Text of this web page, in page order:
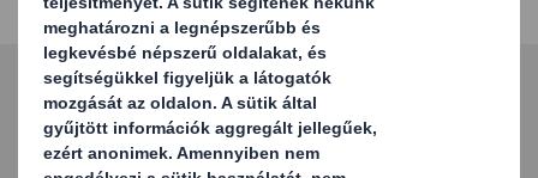
felhasználják a csomagolást.
Carousel. Use previous and next buttons to move